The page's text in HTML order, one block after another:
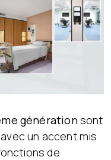
générationsont
un accent mis
de